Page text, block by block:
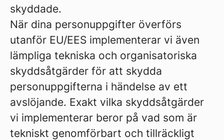
skyddade.
När dina personuppgifter överförs
utanför EU/EES implementerar vi även
lämpliga tekniska och organisatoriska
skyddsåtgärder för att skydda
personuppgifterna i händelse av ett
avslöjande. Exakt vilka skyddsåtgärder
vi implementerar beror på vad som är
tekniskt genomförbart och tillräckligt